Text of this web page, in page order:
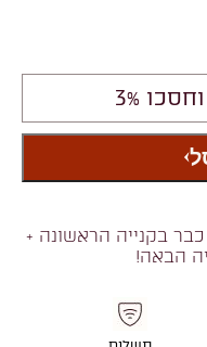
3%
בקנייה הראשונה +
הבאה!